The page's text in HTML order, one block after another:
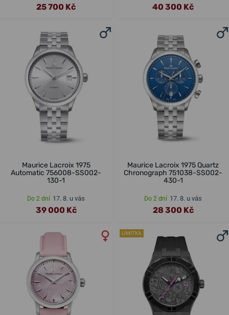
25 700 Kč 40 300 Kč
Maurice Lacroix 1975
Automatic 756008-SS002-
130-1
Do 2 dní 17. 8. u vás
39 000 Kč
Maurice Lacroix 1975 Quartz
Chronograph 751038-SS002-
430-1
Do 2 dní 17. 8. u vás
28 300 Kč
LIMITKA